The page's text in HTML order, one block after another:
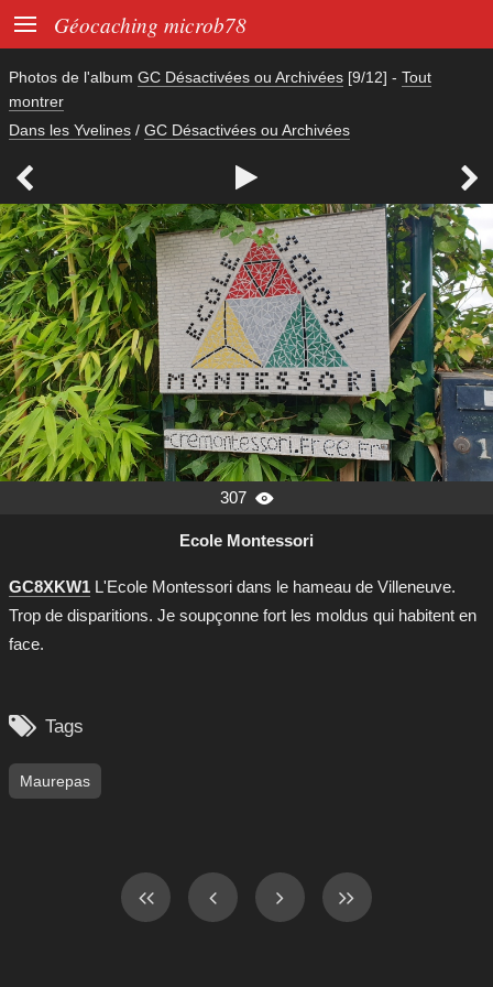
 Géocaching microb78
Photos de l'album GC Désactivées ou Archivées [9/12] - Tout
montrer
Dans les Yvelines / GC Désactivées ou Archivées
  
307 
Ecole Montessori
GC8XKW1 L'Ecole Montessori dans le hameau de Villeneuve.
Trop de disparitions. Je soupçonne fort les moldus qui habitent en
face.
 Tags
Maurepas